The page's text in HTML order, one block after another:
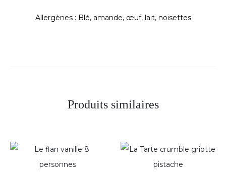
Allergènes : Blé, amande, œuf, lait, noisettes
Produits similaires